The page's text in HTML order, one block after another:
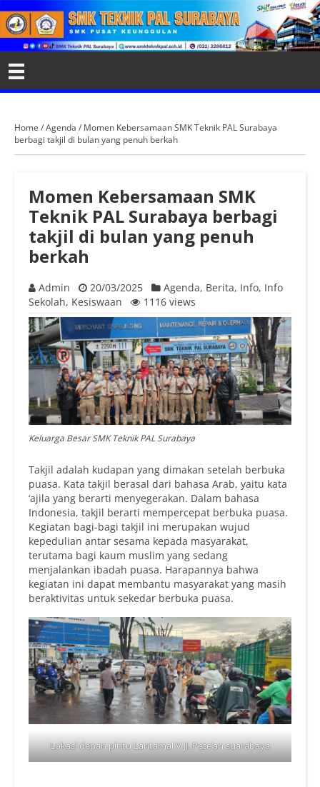
Home /Agenda / Momen Kebersamaan SMK Teknik PAL Surabaya
berbagi takjil di bulan yang penuh berkah
Momen Kebersamaan SMK
Teknik PAL Surabaya berbagi
takjil di bulan yang penuh
berkah
Admin 20/03/2025 Agenda, Berita, Info, Info
Sekolah, Kesiswaan 1116 views
Keluarga Besar SMK Teknik PAL Surabaya
Takjil adalah kudapan yang dimakan setelah berbuka
puasa. Kata takjil berasal dari bahasa Arab, yaitu kata
‘ajila yang berarti menyegerakan. Dalam bahasa
Indonesia, takjil berarti mempercepat berbuka puasa.
Kegiatan bagi-bagi takjil ini merupakan wujud
kepedulian antar sesama kepada masyarakat,
terutama bagi kaum muslim yang sedang
menjalankan ibadah puasa. Harapannya bahwa
kegiatan ini dapat membantu masyarakat yang masih
beraktivitas untuk sekedar berbuka puasa.
Lokasi depan pintu Lantamal V Jl. Pete’an suarabaya